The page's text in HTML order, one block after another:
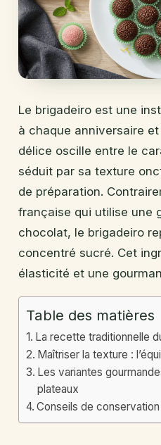
Le brigadeiro est une
à chaque anniversaire
délice oscille entre le
séduit par sa texture
de préparation.
française qui utilise une
chocolat, le brigadeiro
concentré sucré. Cet
élasticité et une
Table des matières
La recette traditionnelle
Maîtriser la texture :
Les variantes
plateaux
Conseils de